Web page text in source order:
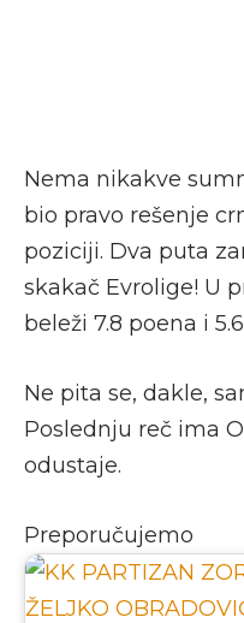
Nema nikakve
bio pravo rešenje
poziciji. Dva puta
skakač Evrolige! U
beleži 7.8 poena i
Ne pita se, dakle,
Poslednju reč ima
odustaje.
Preporučujemo